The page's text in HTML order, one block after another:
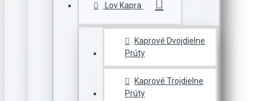
Lov Kapra
Kaprové Dvojdielne
Prúty
Kaprové Trojdielne
Prúty